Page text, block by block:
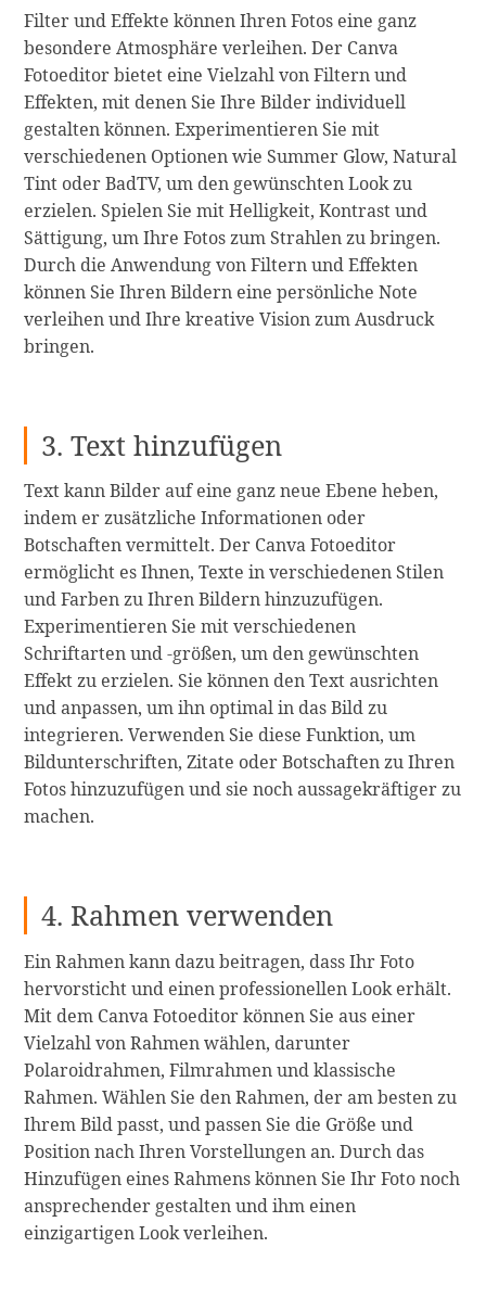
Filter und Effekte können Ihren Fotos eine ganz
besondere Atmosphäre verleihen. Der Canva
Fotoeditor bietet eine Vielzahl von Filtern und
Effekten, mit denen Sie Ihre Bilder individuell
gestalten können. Experimentieren Sie mit
verschiedenen Optionen wie Summer Glow, Natural
Tint oder BadTV, um den gewünschten Look zu
erzielen. Spielen Sie mit Helligkeit, Kontrast und
Sättigung, um Ihre Fotos zum Strahlen zu bringen.
Durch die Anwendung von Filtern und Effekten
können Sie Ihren Bildern eine persönliche Note
verleihen und Ihre kreative Vision zum Ausdruck
bringen.
3. Text hinzufügen
Text kann Bilder auf eine ganz neue Ebene heben,
indem er zusätzliche Informationen oder
Botschaften vermittelt. Der Canva Fotoeditor
ermöglicht es Ihnen, Texte in verschiedenen Stilen
und Farben zu Ihren Bildern hinzuzufügen.
Experimentieren Sie mit verschiedenen
Schriftarten und -größen, um den gewünschten
Effekt zu erzielen. Sie können den Text ausrichten
und anpassen, um ihn optimal in das Bild zu
integrieren. Verwenden Sie diese Funktion, um
Bildunterschriften, Zitate oder Botschaften zu Ihren
Fotos hinzuzufügen und sie noch aussagekräftiger zu
machen.
4. Rahmen verwenden
Ein Rahmen kann dazu beitragen, dass Ihr Foto
hervorsticht und einen professionellen Look erhält.
Mit dem Canva Fotoeditor können Sie aus einer
Vielzahl von Rahmen wählen, darunter
Polaroidrahmen, Filmrahmen und klassische
Rahmen. Wählen Sie den Rahmen, der am besten zu
Ihrem Bild passt, und passen Sie die Größe und
Position nach Ihren Vorstellungen an. Durch das
Hinzufügen eines Rahmens können Sie Ihr Foto noch
ansprechender gestalten und ihm einen
einzigartigen Look verleihen.